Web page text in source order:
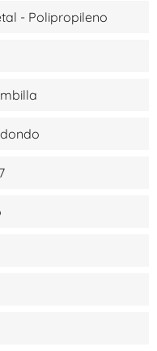
- Polipropileno